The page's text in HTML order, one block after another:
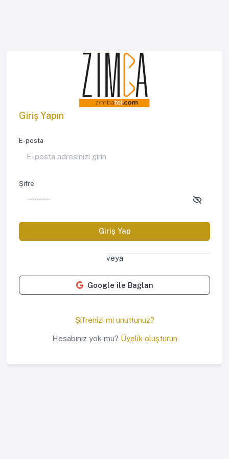
Giriş Yapın
E-posta
Şifre
Giriş Yap
veya
Google ile Bağlan
Şifrenizi mi unuttunuz?
Hesabınız yok mu? Üyelik oluşturun